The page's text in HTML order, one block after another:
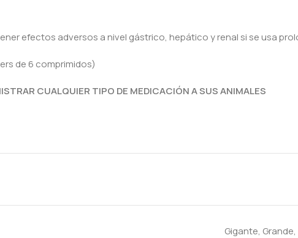
efectos adversos a nivel gástrico, hepático y renal si se usa
de 6 comprimidos)
CUALQUIER TIPO DE MEDICACIÓN A SUS ANIMALES
Gigante, Grande,